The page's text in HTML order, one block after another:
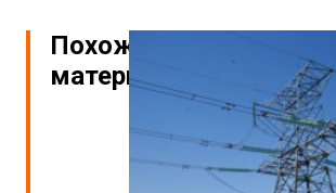
Похожие
материалы